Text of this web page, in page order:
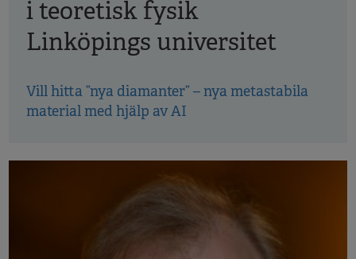
i teoretisk fysik
Linköpings universitet
Vill hitta ”nya diamanter” – nya metastabila
material med hjälp av AI